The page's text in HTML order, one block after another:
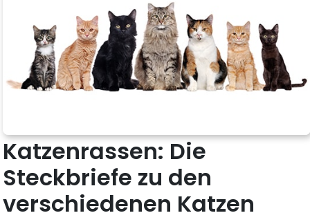
Katzenrassen: Die
Steckbriefe zu den
verschiedenen Katzen